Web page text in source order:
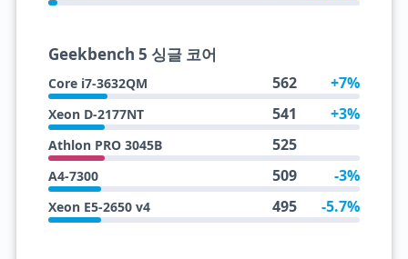
Geekbench 5 싱글 코어
Core i7-3632QM 562 +7%
Xeon D-2177NT 541 +3%
Athlon PRO 3045B 525
A4-7300 509 -3%
Xeon E5-2650 v4 495 -5.7%